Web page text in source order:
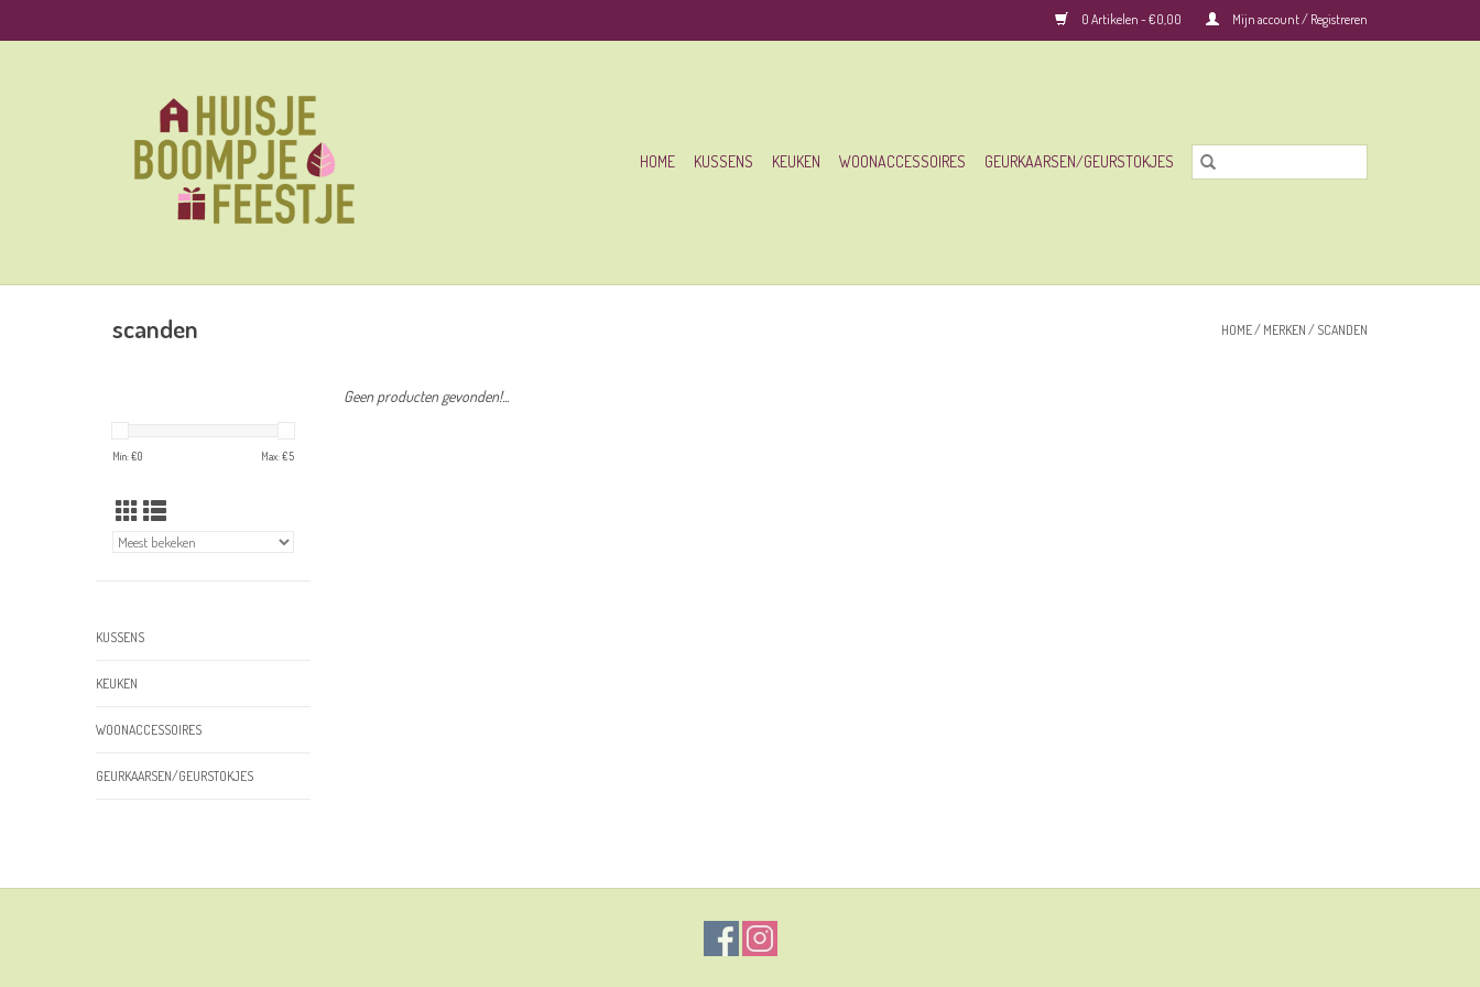
0 Artikelen - €0,00 Mijn account / Registreren
HOME KUSSENS KEUKEN WOONACCESSOIRES GEURKAARSEN/GEURSTOKJES
scanden HOME/ MERKEN / SCANDEN
Min: €0 Max: €5
KUSSENS
KEUKEN
WOONACCESSOIRES
GEURKAARSEN/GEURSTOKJES
Geen producten gevonden!...